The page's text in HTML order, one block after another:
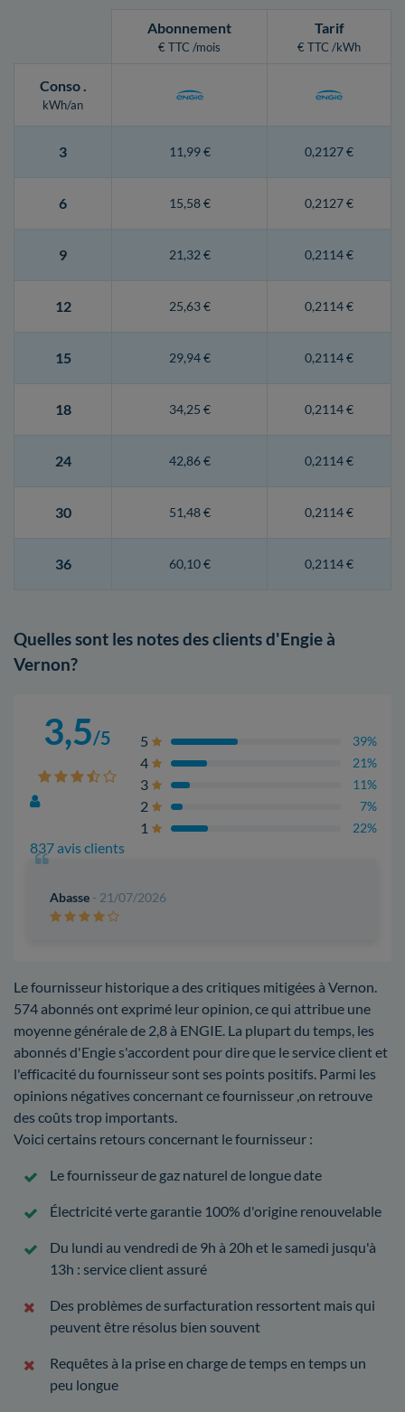
Abonnement
€ TTC /mois
Tarif
€ TTC /kWh
Conso.
kWh/an
3 11,99 € 0,2127 €
6 15,58 € 0,2127 €
9 21,32 € 0,2114 €
12 25,63 € 0,2114 €
15 29,94 € 0,2114 €
18 34,25 € 0,2114 €
24 42,86 € 0,2114 €
30 51,48 € 0,2114 €
36 60,10 € 0,2114 €
Quelles sont les notes des clients d'Engie à
Vernon?
3,5/5
837 avis clients
5 39%
4 21%
3 11%
2 7%
1 22%
Abasse - 21/07/2026
Le fournisseur historique a des critiques mitigées à Vernon.
574 abonnés ont exprimé leur opinion, ce qui attribue une
moyenne générale de 2,8 à ENGIE. La plupart du temps, les
abonnés d'Engie s'accordent pour dire que le service client et
l'efficacité du fournisseur sont ses points positifs. Parmi les
opinions négatives concernant ce fournisseur ,on retrouve
des coûts trop importants.
Voici certains retours concernant le fournisseur :
Le fournisseur de gaz naturel de longue date
Électricité verte garantie 100% d'origine renouvelable
Du lundi au vendredi de 9h à 20h et le samedi jusqu'à
13h : service client assuré
Des problèmes de surfacturation ressortent mais qui
peuvent être résolus bien souvent
Requêtes à la prise en charge de temps en temps un
peu longue